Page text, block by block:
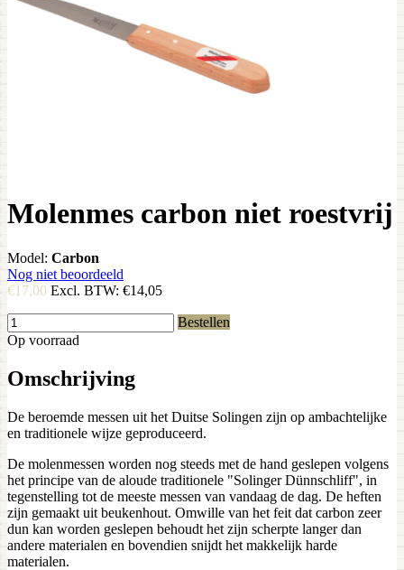
Molenmes carbon niet roestvrij
Model: Carbon
Nog niet beoordeeld
€17,00 Excl. BTW: €14,05
Bestellen
Op voorraad
Omschrijving
De beroemde messen uit het Duitse Solingen zijn op ambachtelijke
en traditionele wijze geproduceerd.
De molenmessen worden nog steeds met de hand geslepen volgens
het principe van de aloude traditionele "Solinger Dünnschliff", in
tegenstelling tot de meeste messen van vandaag de dag. De heften
zijn gemaakt uit beukenhout. Omwille van het feit dat carbon zeer
dun kan worden geslepen behoudt het zijn scherpte langer dan
andere materialen en bovendien snijdt het makkelijk harde
materialen.